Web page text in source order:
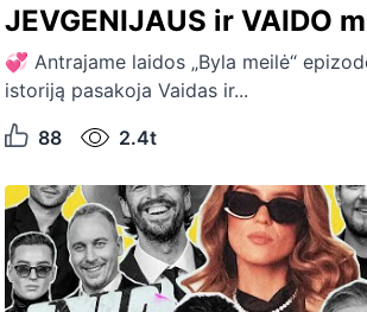
JEVGENIJAUS ir VAIDO
💞 Antrajame laidos „Byla meilė“
istoriją pasakoja Vaidas ir...
88
2.4t